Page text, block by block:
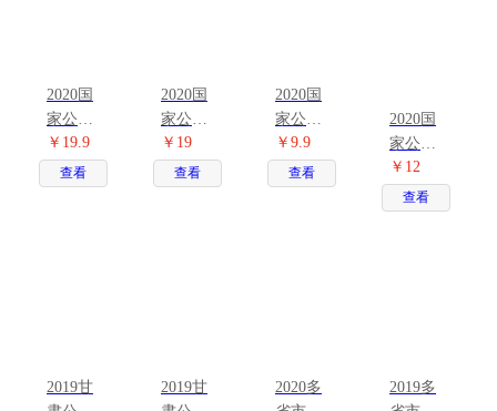
2020国
家公务
员考试
用书4本
套
￥19.9
查看
2020国
家公务
员考试
用书6本
套
￥19
查看
2020国
家公务
员历年
真题试
卷2本套
￥9.9
查看
2020国
家公务
员标准
预测试
卷2本套
￥12
查看
2019甘
2019甘
2020多
2019多